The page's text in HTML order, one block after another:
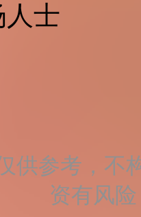
人士
供参考，不
资有风